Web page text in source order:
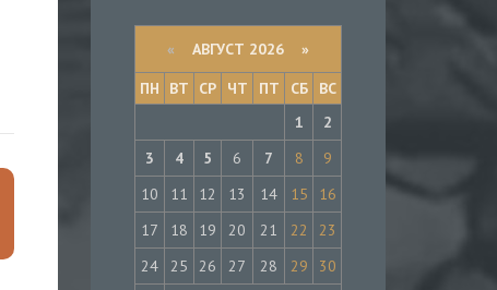
« АВГУСТ 2026 »
ПН
ВТ СР ЧТ ПТ СБ
ВС
1
2
3
4 5 6 7 8
9
10
11 12 13 14 15
16
17
18 19 20 21 22
23
24
25 26 27 28 29
30